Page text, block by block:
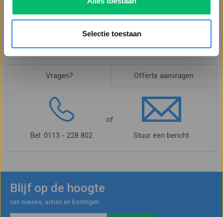
Selectie toestaan
Vragen? Offerte aanvragen
Bel: 0113 - 228 802
of
Stuur een bericht
Blijf op de hoogte
van nieuws, acties en kortingen